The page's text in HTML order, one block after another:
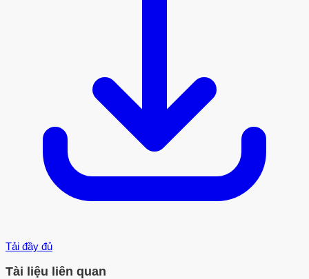
Tải đầy đủ
Tài liệu liên quan